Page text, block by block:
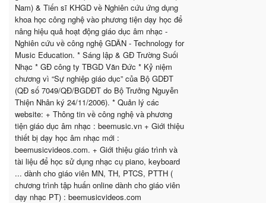
Nam) & Tiến sĩ KHGD về Nghiên cứu ứng dụng
khoa học công nghệ vào phương tiện dạy học để
nâng hiệu quả hoạt động giáo dục âm nhạc -
Nghiên cứu về công nghệ GDÂN - Technology for
Music Education. * Sáng lập & GĐ Trường Suối
Nhạc * GĐ công ty TBGD Văn Đức * Kỷ niệm
chương vì “Sự nghiệp giáo dục” của Bộ GDĐT
(QĐ số 7049/QĐ/BGDĐT do Bộ Trưởng Nguyễn
Thiện Nhân ký 24/11/2006). * Quản lý các
website: + Thông tin về công nghệ và phương
tiện giáo dục âm nhạc : beemusic.vn + Giới thiệu
thiết bị dạy học âm nhạc mới :
beemusicvideos.com. + Giới thiệu giáo trình và
tài liệu để học sử dụng nhạc cụ piano, keyboard
... dành cho giáo viên MN, TH, PTCS, PTTH (
chương trình tập huấn online dành cho giáo viên
dạy nhạc PT) : beemusicvideos.com